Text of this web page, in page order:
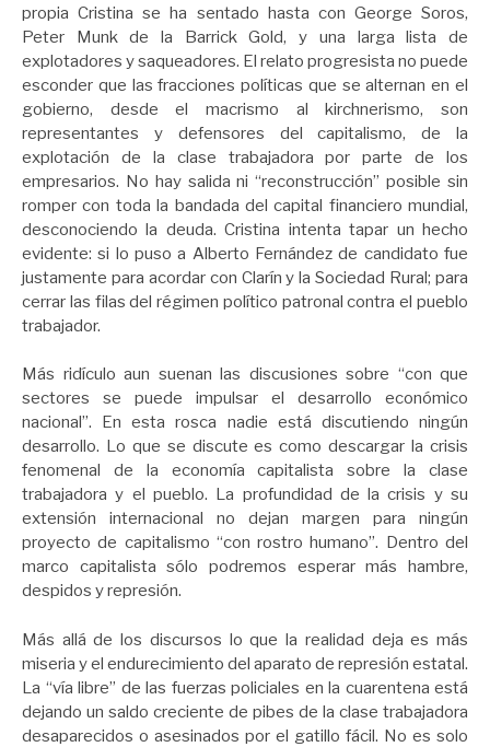
propia Cristina se ha sentado hasta con George Soros,
Peter Munk de la Barrick Gold, y una larga lista de
explotadores y saqueadores. El relato progresista no puede
esconder que las fracciones políticas que se alternan en el
gobierno, desde el macrismo al kirchnerismo, son
representantes y defensores del capitalismo, de la
explotación de la clase trabajadora por parte de los
empresarios. No hay salida ni “reconstrucción” posible sin
romper con toda la bandada del capital financiero mundial,
desconociendo la deuda. Cristina intenta tapar un hecho
evidente: si lo puso a Alberto Fernández de candidato fue
justamente para acordar con Clarín y la Sociedad Rural; para
cerrar las filas del régimen político patronal contra el pueblo
trabajador.
Más ridículo aun suenan las discusiones sobre “con que
sectores se puede impulsar el desarrollo económico
nacional”. En esta rosca nadie está discutiendo ningún
desarrollo. Lo que se discute es como descargar la crisis
fenomenal de la economía capitalista sobre la clase
trabajadora y el pueblo. La profundidad de la crisis y su
extensión internacional no dejan margen para ningún
proyecto de capitalismo “con rostro humano”. Dentro del
marco capitalista sólo podremos esperar más hambre,
despidos y represión.
Más allá de los discursos lo que la realidad deja es más
miseria y el endurecimiento del aparato de represión estatal.
La “vía libre” de las fuerzas policiales en la cuarentena está
dejando un saldo creciente de pibes de la clase trabajadora
desaparecidos o asesinados por el gatillo fácil. No es solo